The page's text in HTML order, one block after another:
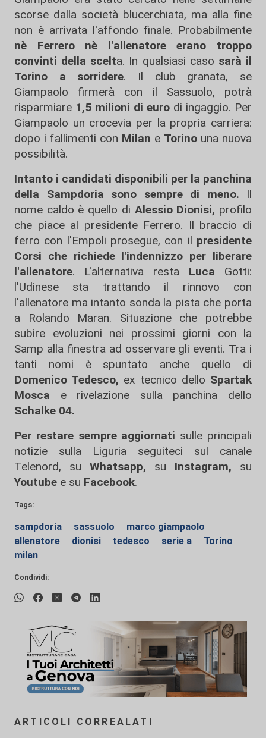
scorse dalla società blucerchiata, ma alla fine
non è arrivata l'affondo finale. Probabilmente
nè Ferrero nè l'allenatore erano troppo
convinti della scelta. In qualsiasi caso sarà il
Torino a sorridere. Il club granata, se
Giampaolo firmerà con il Sassuolo, potrà
risparmiare 1,5 milioni di euro di ingaggio. Per
Giampaolo un crocevia per la propria carriera:
dopo i fallimenti con Milan e Torino una nuova
possibilità.
Intanto i candidati disponibili per la panchina
della Sampdoria sono sempre di meno. Il
nome caldo è quello di Alessio Dionisi, profilo
che piace al presidente Ferrero. Il braccio di
ferro con l'Empoli prosegue, con il presidente
Corsi che richiede l'indennizzo per liberare
l'allenatore. L'alternativa resta Luca Gotti:
l'Udinese sta trattando il rinnovo con
l'allenatore ma intanto sonda la pista che porta
a Rolando Maran. Situazione che potrebbe
subire evoluzioni nei prossimi giorni con la
Samp alla finestra ad osservare gli eventi. Tra i
tanti nomi è spuntato anche quello di
Domenico Tedesco, ex tecnico dello Spartak
Mosca e rivelazione sulla panchina dello
Schalke 04.
Per restare sempre aggiornati sulle principali
notizie sulla Liguria seguiteci sul canale
Telenord, su
Whatsapp, su Instagram, su
Youtube e su Facebook.
Tags:
sampdoria sassuolo
marco giampaolo
allenatore
dionisi tedesco serie a
Torino
milan
Condividi:
ARTICOLI CORREALATI